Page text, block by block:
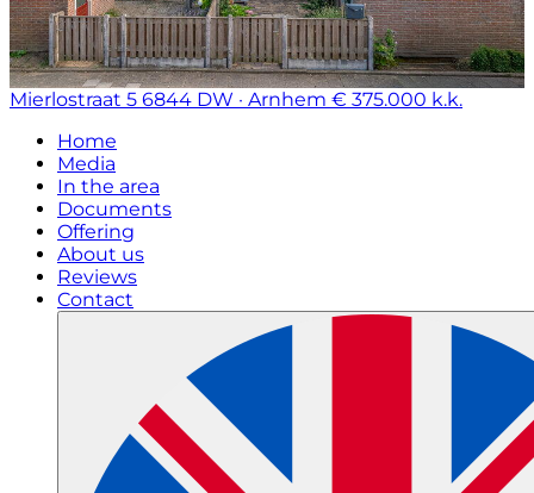
Mierlostraat 5 6844 DW · Arnhem € 375.000 k.k.
Home
Media
In the area
Documents
Offering
About us
Reviews
Contact